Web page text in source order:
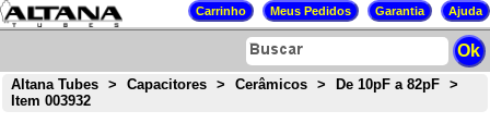
Altana Tubes > Capacitores > Cerâmicos > De 10pF a 82pF
>
Item 003932